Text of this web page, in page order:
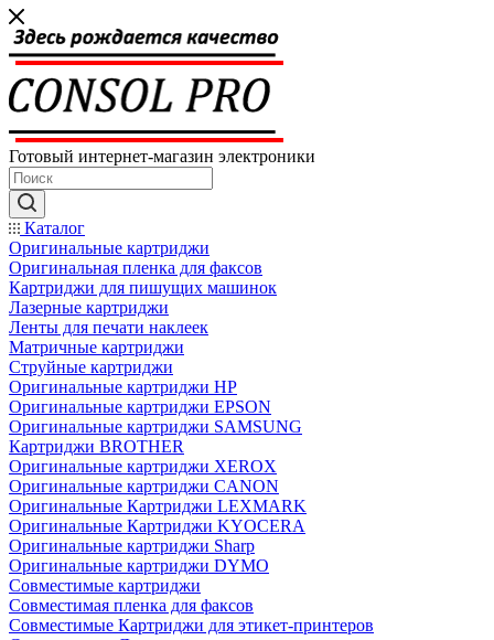
Готовый интернет-магазин электроники
Каталог
Оригинальные картриджи
Оригинальная пленка для факсов
Картриджи для пишущих машинок
Лазерные картриджи
Ленты для печати наклеек
Матричные картриджи
Струйные картриджи
Оригинальные картриджи HP
Оригинальные картриджи EPSON
Оригинальные картриджи SAMSUNG
Картриджи BROTHER
Оригинальные картриджи XEROX
Оригинальные картриджи CANON
Оригинальные Картриджи LEXMARK
Оригинальные Картриджи KYOCERA
Оригинальные картриджи Sharp
Оригинальные картриджи DYMO
Совместимые картриджи
Совместимая пленка для факсов
Совместимые Картриджи для этикет-принтеров